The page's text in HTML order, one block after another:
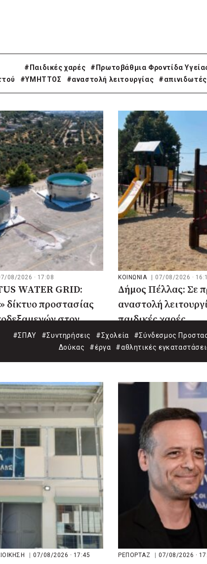
#Παιδικές χαρές #Πρωτοβάθμια Φροντίδα
#ΥΜΗΤΤΟΣ #αναστολή λειτουργίας #απινιδωτές
08/2026 · 17:08
WATER GRID:
δίκτυο προστασίας
στον
ΚΟΙΝΩΝΙΑ 07/08/2026 ·
Δήμος Πέλλας: Σε
αναστολή
παιδικές χαρές
#ΣΠΑΥ #Συντηρήσεις #Σχολεία #Σύνδεσμος
Δούκας
#έργα #αθλητικές
07/08/2026 · 17:45 ΡΕΠΟΡΤΑΖ 07/08/2026 ·